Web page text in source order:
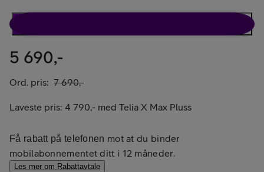
5 690,-
Ord. pris: 7 690,-
Laveste pris: 4 790,- med Telia X Max Pluss
Få rabatt på telefonen mot at du binder
mobilabonnementet ditt i 12 måneder.
Les mer om Rabattavtale